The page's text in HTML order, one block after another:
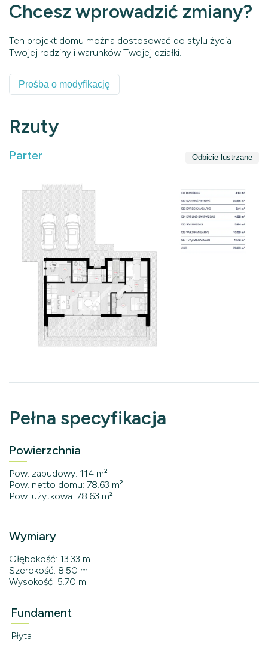
Chcesz wprowadzić zmiany?
Ten projekt domu można dostosować do stylu życia
Twojej rodziny i warunków Twojej działki.
Prośba o modyfikację
Rzuty
Parter Odbicie lustrzane
Pełna specyfikacja
Powierzchnia
Pow. zabudowy: 114 m²
Pow. netto domu: 78.63 m²
Pow. użytkowa: 78.63 m²
Wymiary
Głębokość: 13.33 m
Szerokość: 8.50 m
Wysokość: 5.70 m
Fundament
Płyta